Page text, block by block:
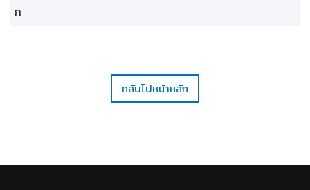
กลับไปหน้าหลัก